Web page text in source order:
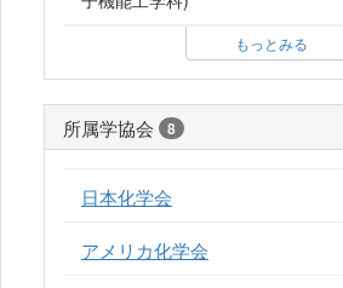
もっとみる
所属学協会 8
日本化学会
アメリカ化学会